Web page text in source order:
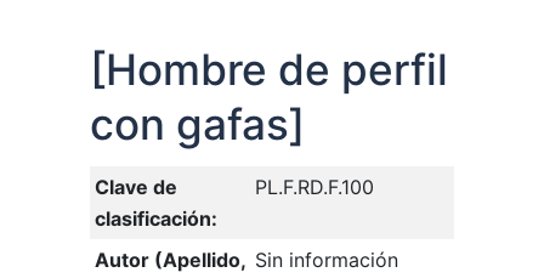
[Hombre de perfil
con gafas]
Clave de
clasificación:
PL.F.RD.F.100
Autor (Apellido, Sin información